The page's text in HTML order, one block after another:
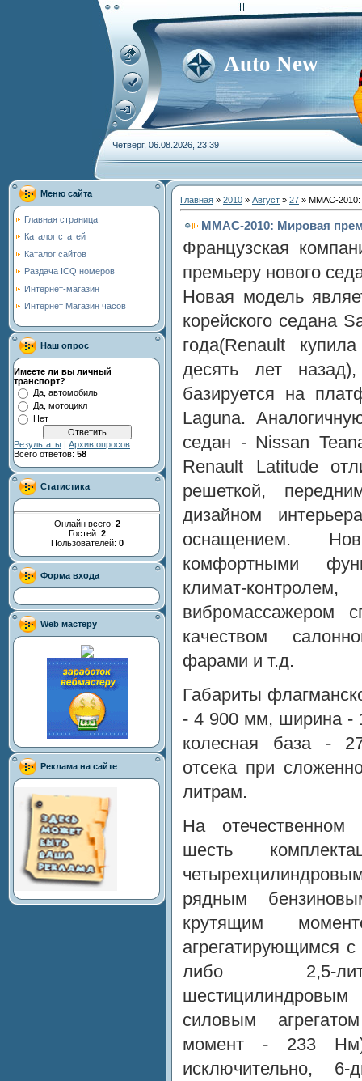
Auto New
Четверг, 06.08.2026, 23:39
Меню сайта
Главная страница
Каталог статей
Каталог сайтов
Раздача ICQ номеров
Интернет-магазин
Интернет Магазин часов
Наш опрос
Имеете ли вы личный
транспорт?
Да, автомобиль
Да, мотоцикл
Нет
Результаты | Архив опросов
Всего ответов: 58
Статистика
Онлайн всего: 2
Гостей: 2
Пользователей: 0
Форма входа
Web мастеру
Реклама на сайте
Главная » 2010 » Август » 27 » ММАС-2010:
ММАС-2010: Мировая
Французская
премьеру нового
Новая модель
корейского седана
года(Renault
десять лет
базируется на
Laguna.
седан - Nissan
Renault Latitude
решеткой,
дизайном
оснащением.
комфортными
климат-
вибромассажером
качеством
фарами и т.д.
Габариты
- 4 900 мм, ширина -
колесная база -
отсека при
литрам.
На отечественном
шесть
рядным
крутящим
агрегатирующимся
либо 2,5-
силовым
момент - 233
исключительно, 6-